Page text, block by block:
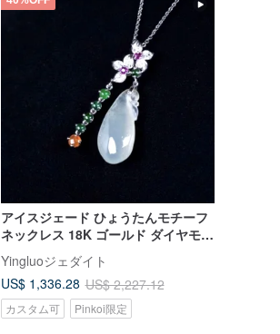
アイスジェード ひょうたんモチーフ
ネックレス 18K ゴールド ダイヤモン
ド | 天然ミャンマー産ジェイダイト
（A 貨） | ギフト
Yingluoジェダイト
US$ 1,336.28 US$ 2,227.12
カスタム可 Pinkoi限定